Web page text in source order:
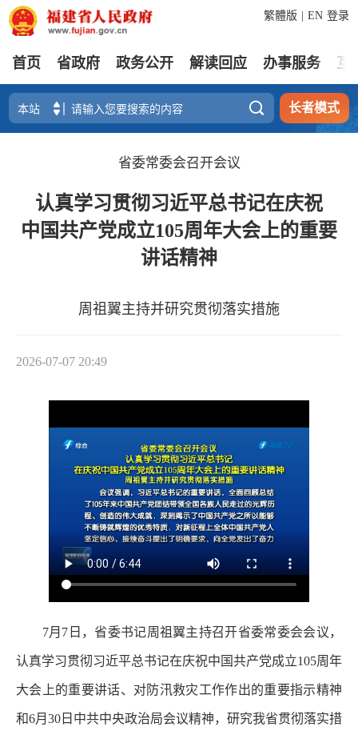
登录
繁體版 EN
首页 省政府 政务公开 解读回应 办事服务 互
 长者模式
省委常委会召开会议
认真学习贯彻习近平总书记在庆祝
中国共产党成立105周年大会上的重要
讲话精神
周祖翼主持并研究贯彻落实措施
2026-07-07 20:49
7月7日，省委书记周祖翼主持召开省委常委会会议，
认真学习贯彻习近平总书记在庆祝中国共产党成立105周年
大会上的重要讲话、对防汛救灾工作作出的重要指示精神
和6月30日中共中央政治局会议精神，研究我省贯彻落实措